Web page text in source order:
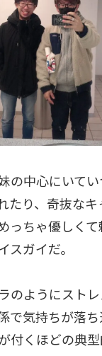
の中心にいて
たり、奇抜な
っちゃ優しく
スガイだ。
のようにスト
で気持ちが落
付くほどの典